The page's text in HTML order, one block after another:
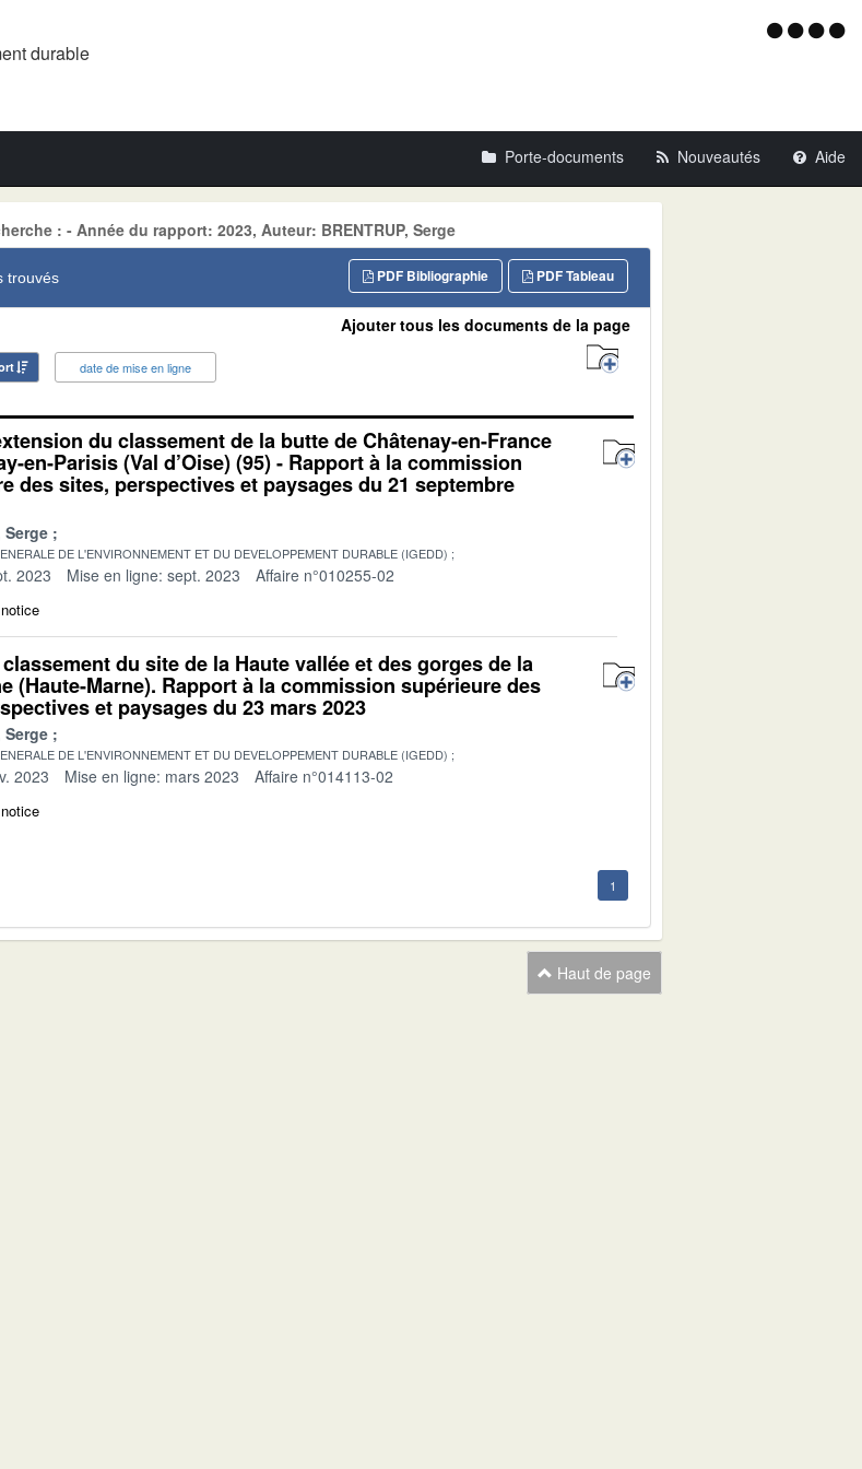
durable Menu
Porte-documents Nouveautés Aide
: - Année du rapport: 2023, Auteur: BRENTRUP, Serge
trouvés PDF Tableau
PDF Bibliographie
date de mise en ligne
Ajouter tous les documents de la page
du classement de la butte de Châtenay-en-France
en-Parisis (Val d’Oise) (95) - Rapport à la commission
des sites, perspectives et paysages du 21 septembre
Serge
DE L'ENVIRONNEMENT ET DU DEVELOPPEMENT DURABLE (IGEDD)
2023 Mise en ligne: sept. 2023 Affaire n°010255-02
du site de la Haute vallée et des gorges de la
(Haute-Marne). Rapport à la commission supérieure des
et paysages du 23 mars 2023
Serge
DE L'ENVIRONNEMENT ET DU DEVELOPPEMENT DURABLE (IGEDD)
2023 Mise en ligne: mars 2023 Affaire n°014113-02
1
Haut de page